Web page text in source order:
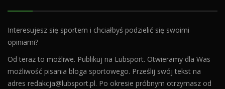
Interesujesz się sportem i chciałbyś podzielić się swoimi
opiniami?
Od teraz to możliwe. Publikuj na Lubsport. Otwieramy dla Was
możliwość pisania bloga sportowego. Prześlij swój tekst na
adres redakcja@lubsport.pl. Po okresie próbnym otrzymasz od